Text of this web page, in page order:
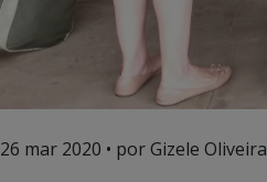
26 mar 2020 • por Gizele Oliveira